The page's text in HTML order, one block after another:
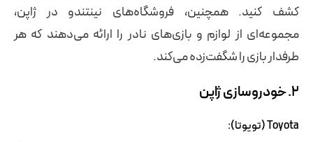
کشف کنید. همچنین، فروشگاه‌های نینتندو در ژاپن،
مجموعه‌ای از لوازم و بازی‌های نادر را ارائه می‌دهند که هر
طرفدار بازی را شگفت‌زده می‌کند.
۲. خودروسازی ژاپن
Toyota (تویوتا):